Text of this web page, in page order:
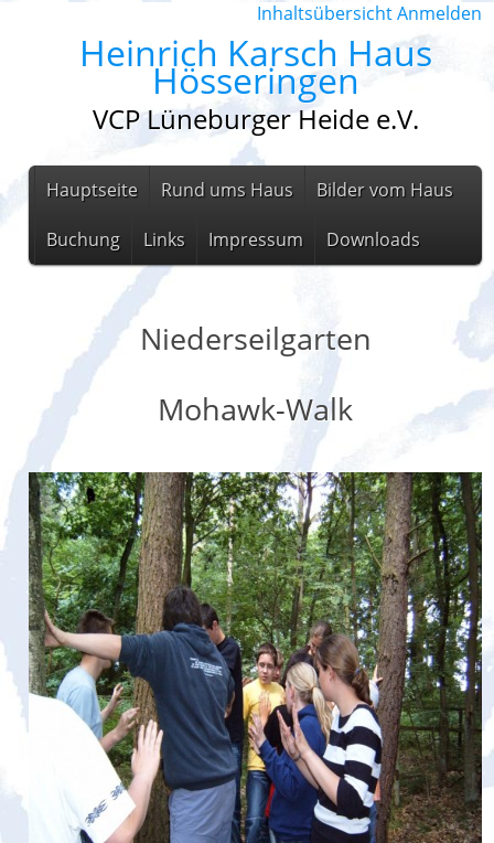
InhaltsübersichtAnmelden
Heinrich Karsch Haus
Hösseringen
VCP Lüneburger Heide e.V.
Hauptseite Rund ums Haus Bilder vom Haus
Buchung Links Impressum Downloads
Niederseilgarten
Mohawk-Walk